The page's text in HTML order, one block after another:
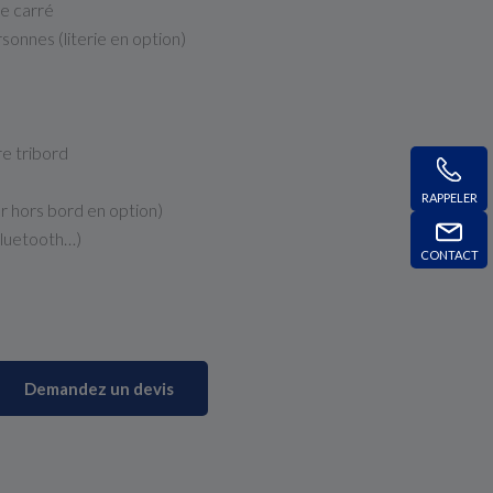
RAPPELER
CONTACT
carré
(literie en option)
tribord
hors bord en option)
Demandez un devis